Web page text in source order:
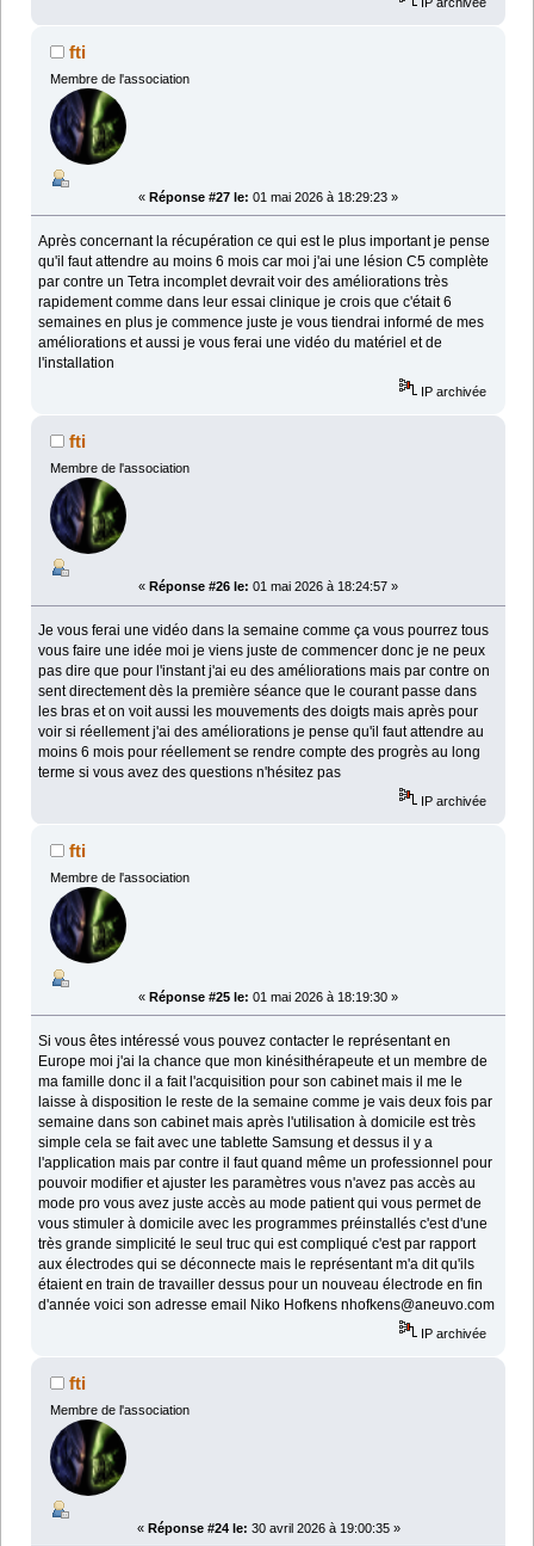
fti
Membre de l'association
« Réponse #27 le: 01 mai 2026 à 18:29:23 »
Après concernant la récupération ce qui est le plus important je pense
qu'il faut attendre au moins 6 mois car moi j'ai une lésion C5 complète
par contre un Tetra incomplet devrait voir des améliorations très
rapidement comme dans leur essai clinique je crois que c'était 6
semaines en plus je commence juste je vous tiendrai informé de mes
améliorations et aussi je vous ferai une vidéo du matériel et de
l'installation
IP archivée
fti
Membre de l'association
« Réponse #26 le: 01 mai 2026 à 18:24:57 »
Je vous ferai une vidéo dans la semaine comme ça vous pourrez tous
vous faire une idée moi je viens juste de commencer donc je ne peux
pas dire que pour l'instant j'ai eu des améliorations mais par contre on
sent directement dès la première séance que le courant passe dans
les bras et on voit aussi les mouvements des doigts mais après pour
voir si réellement j'ai des améliorations je pense qu'il faut attendre au
moins 6 mois pour réellement se rendre compte des progrès au long
terme si vous avez des questions n'hésitez pas
IP archivée
fti
Membre de l'association
« Réponse #25 le: 01 mai 2026 à 18:19:30 »
Si vous êtes intéressé vous pouvez contacter le représentant en
Europe moi j'ai la chance que mon kinésithérapeute et un membre de
ma famille donc il a fait l'acquisition pour son cabinet mais il me le
laisse à disposition le reste de la semaine comme je vais deux fois par
semaine dans son cabinet mais après l'utilisation à domicile est très
simple cela se fait avec une tablette Samsung et dessus il y a
l'application mais par contre il faut quand même un professionnel pour
pouvoir modifier et ajuster les paramètres vous n'avez pas accès au
mode pro vous avez juste accès au mode patient qui vous permet de
vous stimuler à domicile avec les programmes préinstallés c'est d'une
très grande simplicité le seul truc qui est compliqué c'est par rapport
aux électrodes qui se déconnecte mais le représentant m'a dit qu'ils
étaient en train de travailler dessus pour un nouveau électrode en fin
d'année voici son adresse email Niko Hofkens nhofkens@aneuvo.com
IP archivée
fti
Membre de l'association
« Réponse #24 le: 30 avril 2026 à 19:00:35 »